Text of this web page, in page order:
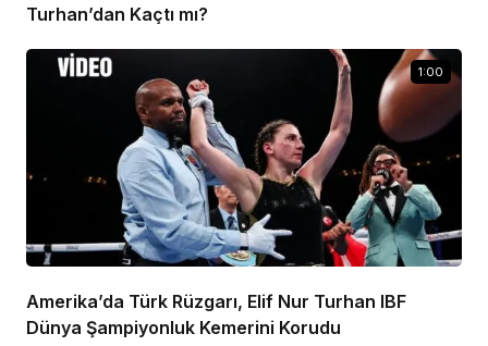
Turhan’dan Kaçtı mı?
1:00
Amerika’da Türk Rüzgarı, Elif Nur Turhan IBF
Dünya Şampiyonluk Kemerini Korudu